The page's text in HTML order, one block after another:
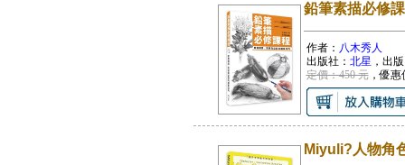
鉛筆素描必修
作者： 八木秀人
出版社： 北星 ，出
定價：450 元，優惠
Miyuli?人物角